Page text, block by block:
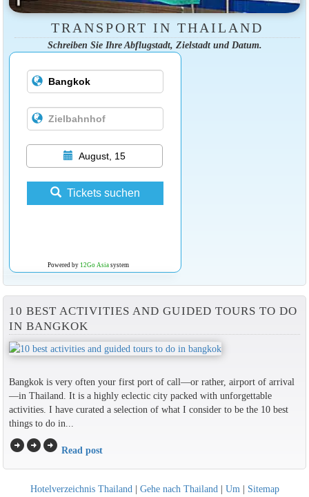
TRANSPORT IN THAILAND
Schreiben Sie Ihre Abflugstadt, Zielstadt und Datum.
August, 15
Tickets suchen
Powered by 12Go Asiasystem
10 BEST ACTIVITIES AND GUIDED TOURS TO DO
IN BANGKOK
Bangkok is very often your first port of call—or rather, airport of arrival
—in Thailand. It is a highly eclectic city packed with unforgettable
activities. I have curated a selection of what I consider to be the 10 best
things to do in...
arrow_circle_rightarrow_circle_rightarrow_circle_right Read post
Hotelverzeichnis Thailand| Gehe nach Thailand| Um| Sitemap